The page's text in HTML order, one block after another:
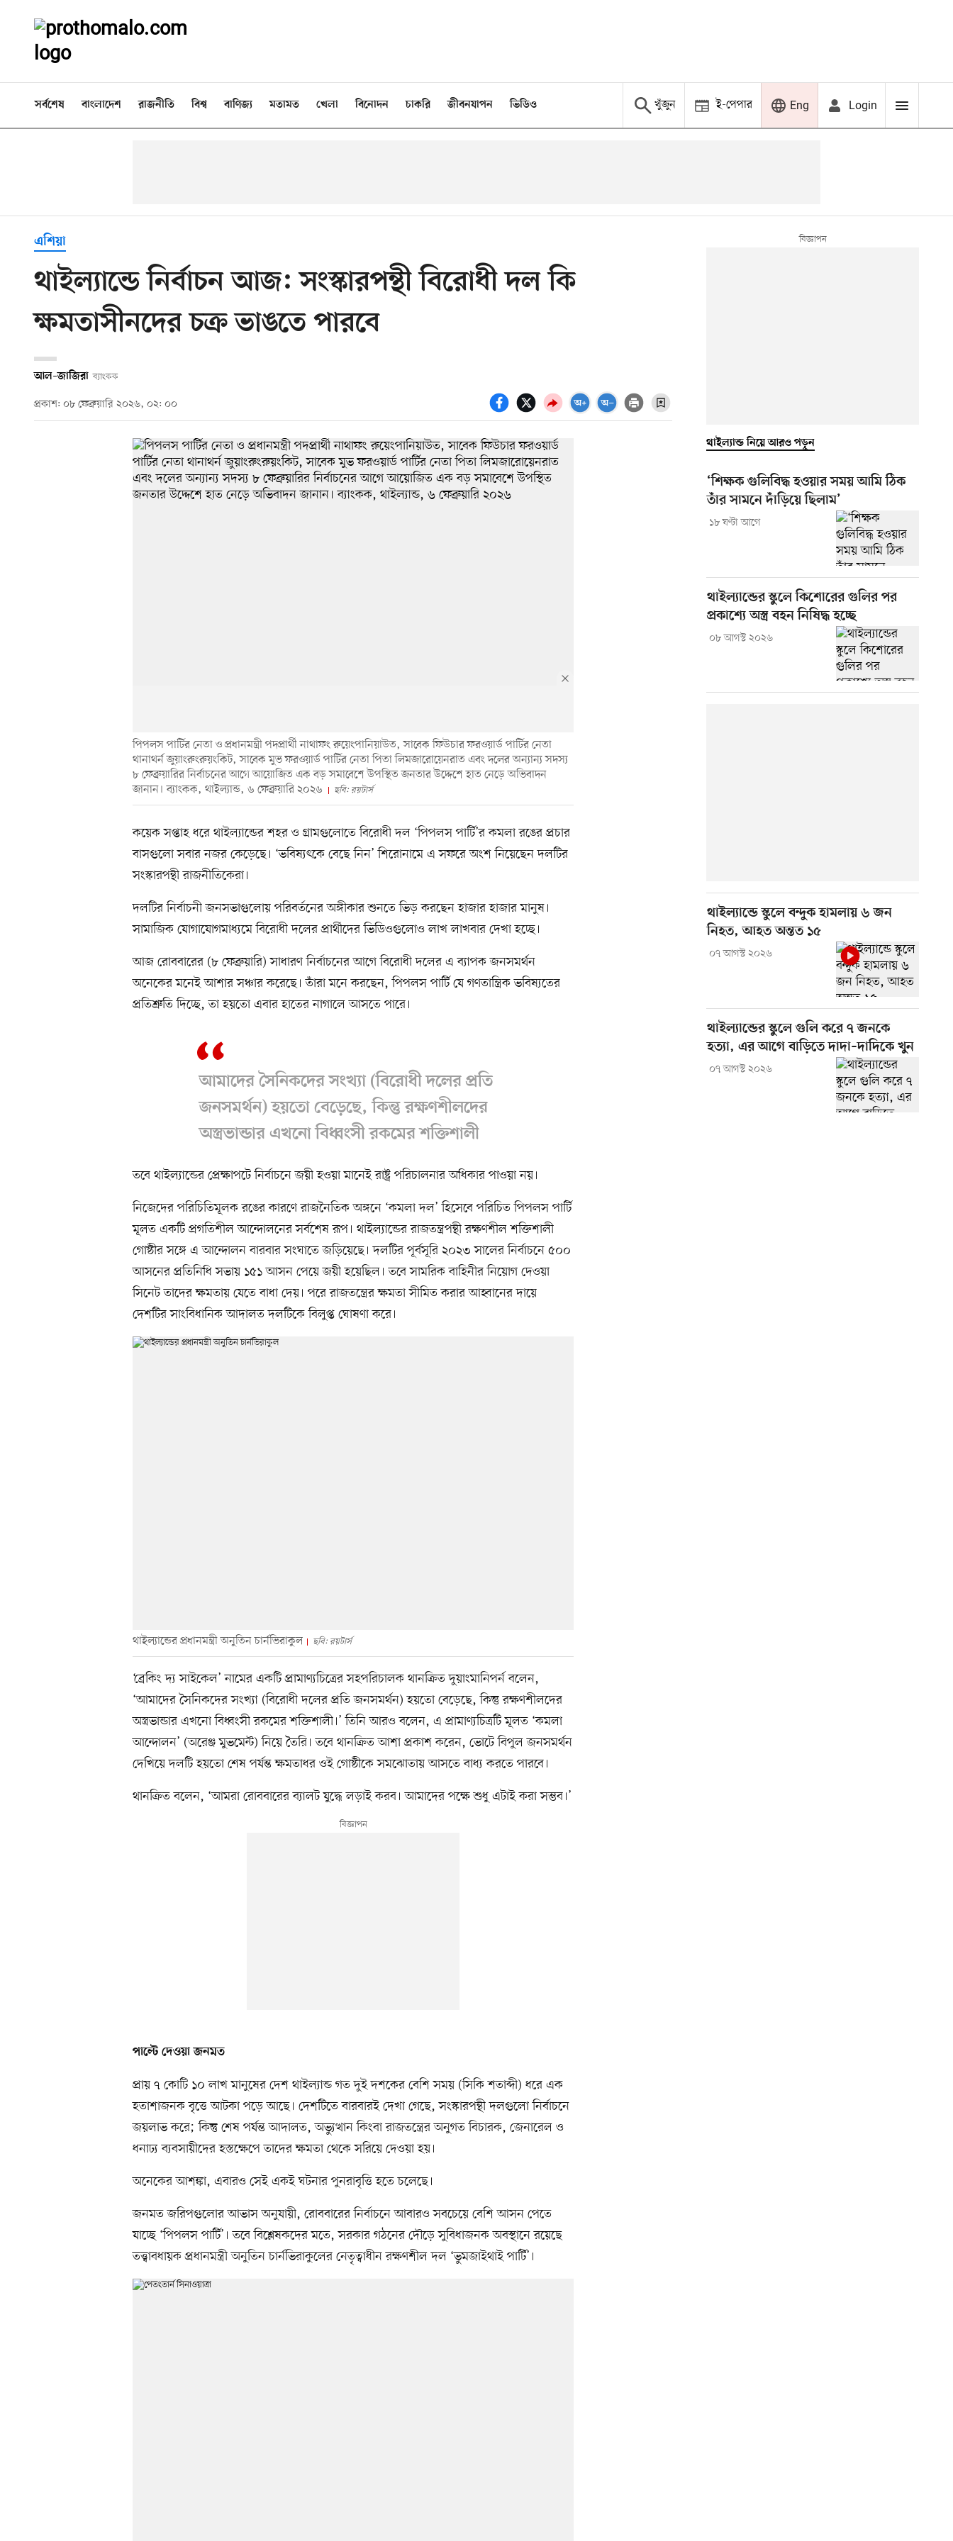
সর্বশেষ বাংলাদেশ রাজনীতি বিশ্ব বাণিজ্য মতামত খেলা বিনোদন চাকরি জীবনযাপন ভিডিও খুঁজুন ই-পেপার Eng Login
এশিয়া
থাইল্যান্ডে নির্বাচন আজ: সংস্কারপন্থী বিরোধী দল কি
ক্ষমতাসীনদের চক্র ভাঙতে পারবে
আল–জাজিরা ব্যাংকক
প্রকাশ: ০৮ ফেব্রুয়ারি ২০২৬, ০২: ০০
পিপলস পার্টির নেতা ও প্রধানমন্ত্রী পদপ্রার্থী নাথাফং রুয়েংপানিয়াউত, সাবেক ফিউচার ফরওয়ার্ড পার্টির নেতা
থানাথর্ন জুয়াংরুংরুয়ংকিট, সাবেক মুভ ফরওয়ার্ড পার্টির নেতা পিতা লিমজারোয়েনরাত এবং দলের অন্যান্য সদস্য
৮ ফেব্রুয়ারির নির্বাচনের আগে আয়োজিত এক বড় সমাবেশে উপস্থিত জনতার উদ্দেশে হাত নেড়ে অভিবাদন
জানান। ব্যাংকক, থাইল্যান্ড, ৬ ফেব্রুয়ারি ২০২৬
ছবি: রয়টার্স
কয়েক সপ্তাহ ধরে থাইল্যান্ডের শহর ও গ্রামগুলোতে বিরোধী দল ‘পিপলস পার্টি’র কমলা রঙের প্রচার
বাসগুলো সবার নজর কেড়েছে। ‘ভবিষ্যৎকে বেছে নিন’ শিরোনামে এ সফরে অংশ নিয়েছেন দলটির
সংস্কারপন্থী রাজনীতিকেরা।
দলটির নির্বাচনী জনসভাগুলোয় পরিবর্তনের অঙ্গীকার শুনতে ভিড় করছেন হাজার হাজার মানুষ।
সামাজিক যোগাযোগমাধ্যমে বিরোধী দলের প্রার্থীদের ভিডিওগুলোও লাখ লাখবার দেখা হচ্ছে।
আজ রোববারের (৮ ফেব্রুয়ারি) সাধারণ নির্বাচনের আগে বিরোধী দলের এ ব্যাপক জনসমর্থন
অনেকের মনেই আশার সঞ্চার করেছে। তাঁরা মনে করছেন, পিপলস পার্টি যে গণতান্ত্রিক ভবিষ্যতের
প্রতিশ্রুতি দিচ্ছে, তা হয়তো এবার হাতের নাগালে আসতে পারে।
আমাদের সৈনিকদের সংখ্যা (বিরোধী দলের প্রতি
জনসমর্থন) হয়তো বেড়েছে, কিন্তু রক্ষণশীলদের
অস্ত্রভান্ডার এখনো বিধ্বংসী রকমের শক্তিশালী
তবে থাইল্যান্ডের প্রেক্ষাপটে নির্বাচনে জয়ী হওয়া মানেই রাষ্ট্র পরিচালনার অধিকার পাওয়া নয়।
নিজেদের পরিচিতিমূলক রঙের কারণে রাজনৈতিক অঙ্গনে ‘কমলা দল’ হিসেবে পরিচিত পিপলস পার্টি
মূলত একটি প্রগতিশীল আন্দোলনের সর্বশেষ রূপ। থাইল্যান্ডের রাজতন্ত্রপন্থী রক্ষণশীল শক্তিশালী
গোষ্ঠীর সঙ্গে এ আন্দোলন বারবার সংঘাতে জড়িয়েছে। দলটির পূর্বসূরি ২০২৩ সালের নির্বাচনে ৫০০
আসনের প্রতিনিধি সভায় ১৫১ আসন পেয়ে জয়ী হয়েছিল। তবে সামরিক বাহিনীর নিয়োগ দেওয়া
সিনেট তাদের ক্ষমতায় যেতে বাধা দেয়। পরে রাজতন্ত্রের ক্ষমতা সীমিত করার আহ্বানের দায়ে
দেশটির সাংবিধানিক আদালত দলটিকে বিলুপ্ত ঘোষণা করে।
থাইল্যান্ডের প্রধানমন্ত্রী অনুতিন চার্নভিরাকুল ছবি: রয়টার্স
‘ব্রেকিং দ্য সাইকেল’ নামের একটি প্রামাণ্যচিত্রের সহপরিচালক থানক্রিত দুয়াংমানিপর্ন বলেন,
‘আমাদের সৈনিকদের সংখ্যা (বিরোধী দলের প্রতি জনসমর্থন) হয়তো বেড়েছে, কিন্তু রক্ষণশীলদের
অস্ত্রভান্ডার এখনো বিধ্বংসী রকমের শক্তিশালী।’ তিনি আরও বলেন, এ প্রামাণ্যচিত্রটি মূলত ‘কমলা
আন্দোলন’ (অরেঞ্জ মুভমেন্ট) নিয়ে তৈরি। তবে থানক্রিত আশা প্রকাশ করেন, ভোটে বিপুল জনসমর্থন
দেখিয়ে দলটি হয়তো শেষ পর্যন্ত ক্ষমতাধর ওই গোষ্ঠীকে সমঝোতায় আসতে বাধ্য করতে পারবে।
থানক্রিত বলেন, ‘আমরা রোববারের ব্যালট যুদ্ধে লড়াই করব। আমাদের পক্ষে শুধু এটাই করা সম্ভব।’
পাল্টে দেওয়া জনমত
প্রায় ৭ কোটি ১০ লাখ মানুষের দেশ থাইল্যান্ড গত দুই দশকের বেশি সময় (সিকি শতাব্দী) ধরে এক
হতাশাজনক বৃত্তে আটকা পড়ে আছে। দেশটিতে বারবারই দেখা গেছে, সংস্কারপন্থী দলগুলো নির্বাচনে
জয়লাভ করে; কিন্তু শেষ পর্যন্ত আদালত, অভ্যুত্থান কিংবা রাজতন্ত্রের অনুগত বিচারক, জেনারেল ও
ধনাঢ্য ব্যবসায়ীদের হস্তক্ষেপে তাদের ক্ষমতা থেকে সরিয়ে দেওয়া হয়।
অনেকের আশঙ্কা, এবারও সেই একই ঘটনার পুনরাবৃত্তি হতে চলেছে।
জনমত জরিপগুলোর আভাস অনুযায়ী, রোববারের নির্বাচনে আবারও সবচেয়ে বেশি আসন পেতে
যাচ্ছে ‘পিপলস পার্টি’। তবে বিশ্লেষকদের মতে, সরকার গঠনের দৌড়ে সুবিধাজনক অবস্থানে রয়েছে
তত্ত্বাবধায়ক প্রধানমন্ত্রী অনুতিন চার্নভিরাকুলের নেতৃত্বাধীন রক্ষণশীল দল ‘ভুমজাইথাই পার্টি’।
থাইল্যান্ড নিয়ে আরও পড়ুন
‘শিক্ষক গুলিবিদ্ধ হওয়ার সময় আমি ঠিক
তাঁর সামনে দাঁড়িয়ে ছিলাম’
১৮ ঘণ্টা আগে
থাইল্যান্ডের স্কুলে কিশোরের গুলির পর
প্রকাশ্যে অস্ত্র বহন নিষিদ্ধ হচ্ছে
০৮ আগস্ট ২০২৬
থাইল্যান্ডে স্কুলে বন্দুক হামলায় ৬ জন
নিহত, আহত অন্তত ১৫
০৭ আগস্ট ২০২৬
থাইল্যান্ডের স্কুলে গুলি করে ৭ জনকে
হত্যা, এর আগে বাড়িতে দাদা–দাদিকে খুন
০৭ আগস্ট ২০২৬